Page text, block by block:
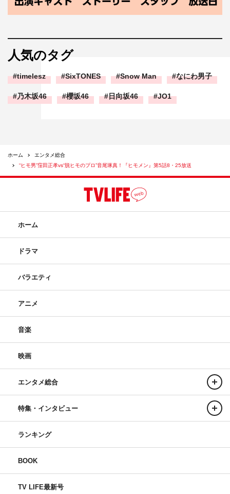
人気のタグ
timelesz SixTONES Snow Man なにわ男子
乃木坂46 櫻坂46 日向坂46 JO1
ホーム
エンタメ総合
“ヒモ男”窪田正孝vs“脱ヒモのプロ”音尾琢真！『ヒモメン』第5話8・25放送
ホーム
ドラマ
バラエティ
アニメ
音楽
映画
エンタメ総合
特集・インタビュー
ランキング
BOOK
TV LIFE最新号